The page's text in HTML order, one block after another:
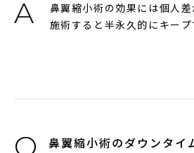
鼻翼縮小術の効果には個人
施術すると半永久的にキープ
鼻翼縮小術のダウンタイ